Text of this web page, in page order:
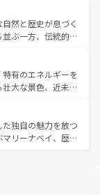
力を心ゆくまで味
の韓国情報はコンテンツ一
の古い町並みやホ
、独特の雰囲気を
かさとおいしさで
ーヒーなどは、ぜ
もあたたかい人々
れられない旅にな
然と歴史が息づく
ぶ一方、伝統的な
マイなどの山岳地
トやクラビの美し
できる。タイ料理
にも異なる楽しみ
、仏教を中心とし
る旅人を魅了し続
有のエネルギーを
大な景色、近未来
スポットが密集し
魅力。息をのむよ
存分に楽しみ尽く
独自の魅力を放つ
リーナベイ、歴史